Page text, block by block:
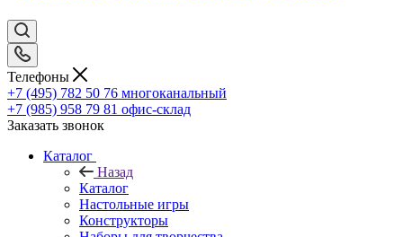
Телефоны
+7 (495) 782 50 76 многоканальный
+7 (985) 958 79 81 офис-склад
Заказать звонок
Каталог
Назад
Каталог
Настольные игры
Конструкторы